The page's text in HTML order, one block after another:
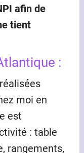
afin de
tient
:
moi en
est
: table
rangements,